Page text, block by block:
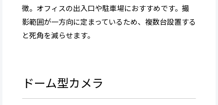
徴。オフィスの出入口や駐車場におすすめです。撮
影範囲が一方向に定まっているため、複数台設置する
と死角を減らせます。
ドーム型カメラ